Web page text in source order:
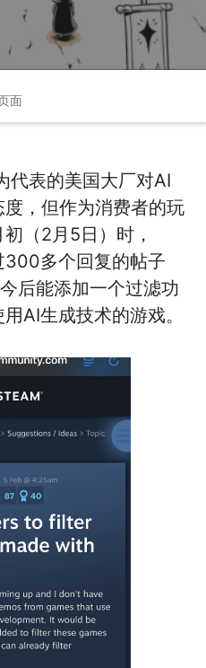
面
代表的美国大厂对AI
，但作为消费者的玩
（2月5日）时，
多个回复的帖子
后能添加一个过滤功
AI生成技术的游戏。